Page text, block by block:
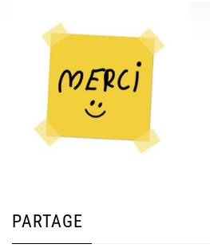
PARTAGE